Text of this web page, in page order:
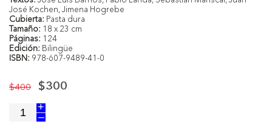
$400 $300
–
+
José Kochen, Jimena Hogrebe
Cubierta: Pasta dura
Tamaño: 18 x 23 cm
Páginas: 124
Edición: Bilingüe
ISBN: 978-607-9489-41-0